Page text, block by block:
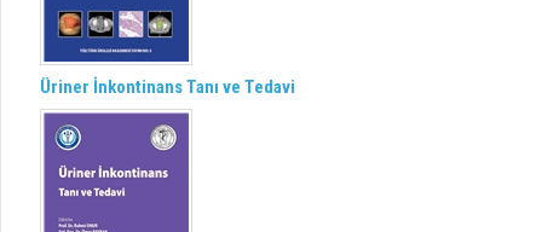
Üriner İnkontinans Tanı ve Tedavi